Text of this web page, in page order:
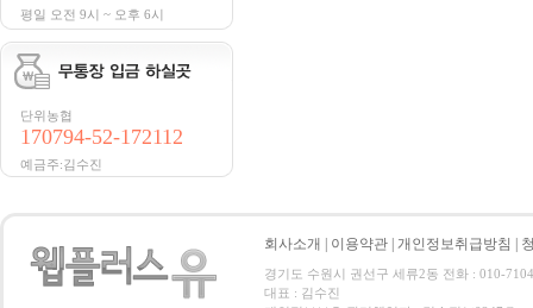
평일 오전 9시 ~ 오후 6시
단위농협
170794-52-172112
예금주:김수진
회사소개 이용약관 개인정보취급방침
경기도 수원시 권선구 세류2동 전화 : 010-
대표 : 김수진